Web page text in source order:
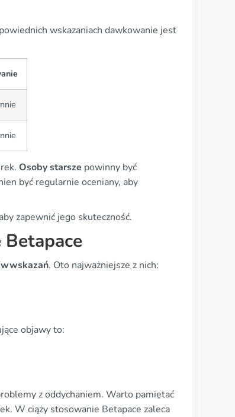
wskazaniach dawkowanie jest
Osoby starsze powinny być
być regularnie oceniany, aby
zapewnić jego skuteczność.
. Oto najważniejsze z nich:
objawy to:
z oddychaniem. Warto pamiętać
W ciąży stosowanie Betapace zaleca